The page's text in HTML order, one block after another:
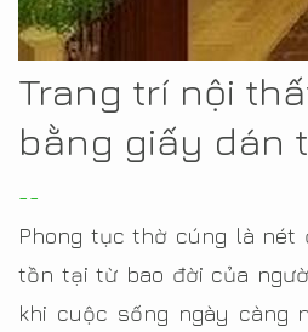
Trang trí nội
bằng giấy dán
--
Phong tục thờ cúng là
tồn tại từ bao đời của
khi cuộc sống ngày càng